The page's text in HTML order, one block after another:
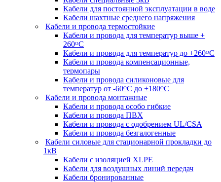
Кабели для постоянной эксплуатации в воде
Кабели шахтные среднего напряжения
Кабели и провода термостойкие
Кабели и провода для температур выше +
260ᴼС
Кабели и провода для температур до +260ᴼС
Кабели и провода компенсационные,
термопары
Кабели и провода силиконовые для
температур от -60ᴼC до +180ᴼС
Кабели и провода монтажные
Кабели и провода особо гибкие
Кабели и провода ПВХ
Кабели и провода с одобрением UL/CSA
Кабели и провода безгалогенные
Кабели силовые для стационарной прокладки до
1кВ
Кабели c изоляцией XLPE
Кабели для воздушных линий передач
Кабели бронированные